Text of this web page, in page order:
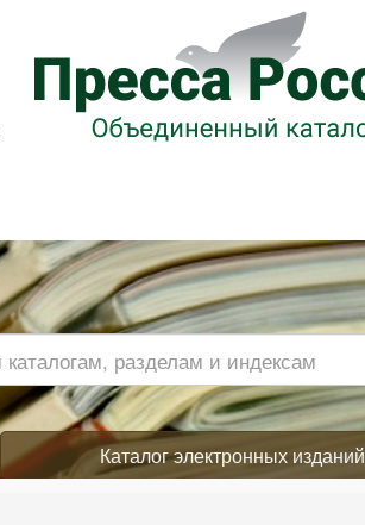
Каталог электронных изданий